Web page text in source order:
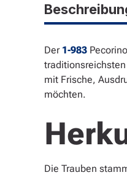
Der 1-983
mit Frische,
möchten.
Die Trauben